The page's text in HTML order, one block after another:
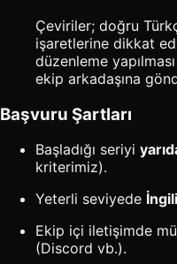
Çeviriler; doğru
işaretlerine dikkat
düzenleme
ekip arkadaşına
Başvuru Şartları
Başladığı seriyi
kriterimiz).
Yeterli seviyede
Ekip içi iletişimde
(Discord vb.).